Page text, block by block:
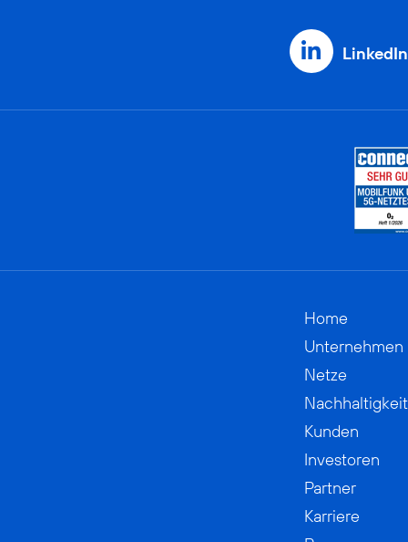
LinkedIn
Home
Unternehmen
Netze
Nachhaltigkeit
Kunden
Investoren
Partner
Karriere